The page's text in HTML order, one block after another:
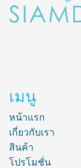
เมนู
หน้าแรก
เกี่ยวกับเรา
สินค้า
โปรโมชั่น